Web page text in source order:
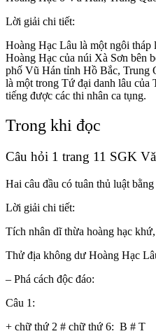
Lời giải chi tiết:
Hoàng Hạc Lâu là một ngôi tháp
Hoàng Hạc của núi Xà Sơn bên
phố Vũ Hán tỉnh Hồ Bắc, Trung
là một trong Tứ đại danh lâu của
tiếng được các thi nhân ca tụng.
Trong khi đọc
Câu hỏi 1 trang 11 SGK
Hai câu đầu có tuân thủ luật
Lời giải chi tiết:
Tích nhân dĩ thừa hoàng hạc khứ,
Thử địa không dư Hoàng Hạc
– Phá cách độc đáo:
Câu 1:
+ chữ thứ 2 # chữ thứ 6: B # T